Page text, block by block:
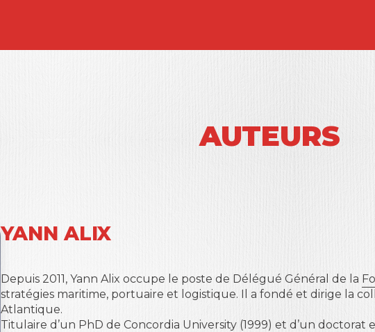
AUTEURS
YANN ALIX
Depuis 2011, Yann Alix occupe le poste de Délégué Général de la
stratégies maritime, portuaire et logistique. Il a fondé et dirige la
Atlantique.
Titulaire d’un PhD de Concordia University (1999) et d’un